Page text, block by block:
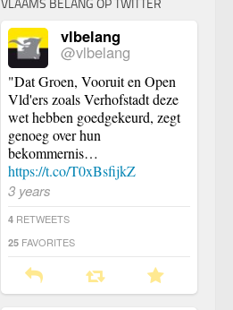
VLAAMS BELANG OP TWITTER
vlbelang
@vlbelang
"Dat Groen, Vooruit en Open
Vld'ers zoals Verhofstadt deze
wet hebben goedgekeurd, zegt
genoeg over hun
bekommernis…
https://t.co/T0xBsfijkZ
3 years
4 RETWEETS
25 FAVORITES